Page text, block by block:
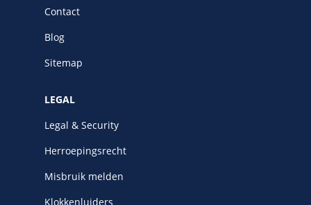
Contact
Blog
Sitemap
LEGAL
Legal & Security
Herroepingsrecht
Misbruik melden
Klokkenluiders